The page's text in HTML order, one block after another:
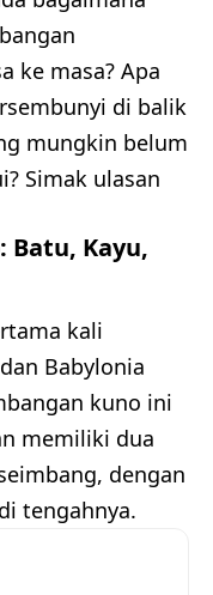
ke masa? Apa
di balik
mungkin belum
Simak ulasan
Batu, Kayu,
kali
Babylonia
kuno ini
memiliki dua
dengan
tengahnya.